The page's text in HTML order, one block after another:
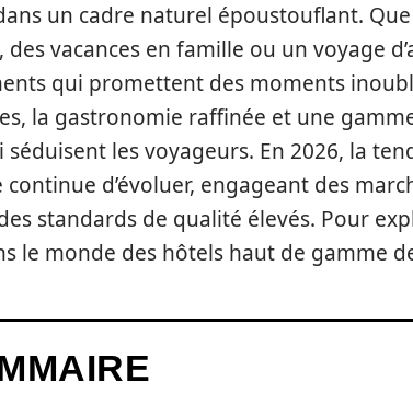
un cadre naturel époustouflant.
vacances en famille ou un voyage
qui promettent des moments
la gastronomie raffinée et une
séduisent les voyageurs. En 2026, la
continue d’évoluer, engageant des
standards de qualité élevés. Pour
le monde des hôtels haut de gamme de